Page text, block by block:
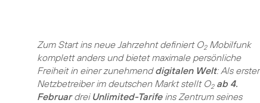
Zum Start ins neue Jahrzehnt definiert O2Mobilfunk
komplett anders und bietet maximale persönliche
Freiheit in einer zunehmenddigitalen Welt: Als erster
Netzbetreiber im deutschen Markt stellt O2 ab 4.
Februardrei Unlimited-Tarifeins Zentrum seines